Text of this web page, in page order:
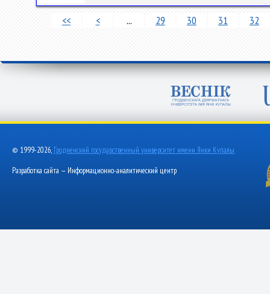
<< < ... 29 30 31 32
© 1999-2026, Гродненский государственный университет имени Янки Купалы
Разработка сайта — Информационно-аналитический центр